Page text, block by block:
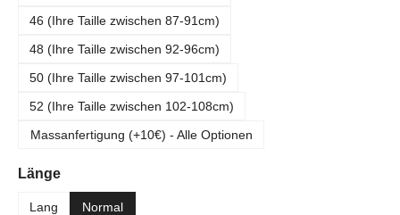
46 (Ihre Taille zwischen 87-91cm)
48 (Ihre Taille zwischen 92-96cm)
50 (Ihre Taille zwischen 97-101cm)
52 (Ihre Taille zwischen 102-108cm)
Massanfertigung (+10€) - Alle Optionen
Längeauswählen
Lang Normal